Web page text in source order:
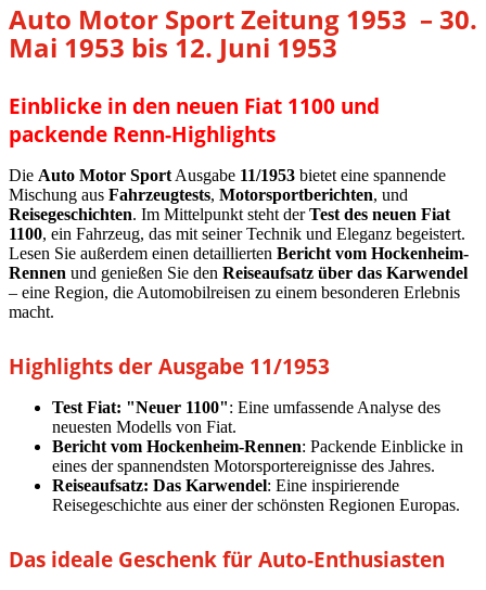
Auto Motor Sport Zeitung 1953 – 30.
Mai 1953 bis 12. Juni 1953
Einblicke in den neuen Fiat 1100 und
packende Renn-Highlights
Die Auto Motor Sport Ausgabe 11/1953 bietet eine spannende
Mischung aus Fahrzeugtests, Motorsportberichten, und
Reisegeschichten. Im Mittelpunkt steht derTest des neuen Fiat
1100, ein Fahrzeug, das mit seiner Technik und Eleganz begeistert.
Lesen Sie außerdem einen detaillierten Bericht vom Hockenheim-
Rennen und genießen Sie den Reiseaufsatz über das Karwendel
– eine Region, die Automobilreisen zu einem besonderen Erlebnis
macht.
Highlights der Ausgabe 11/1953
Test Fiat: "Neuer 1100": Eine umfassende Analyse des
neuesten Modells von Fiat.
Bericht vom Hockenheim-Rennen: Packende Einblicke in
eines der spannendsten Motorsportereignisse des Jahres.
Reiseaufsatz: Das Karwendel: Eine inspirierende
Reisegeschichte aus einer der schönsten Regionen Europas.
Das ideale Geschenk für Auto-Enthusiasten